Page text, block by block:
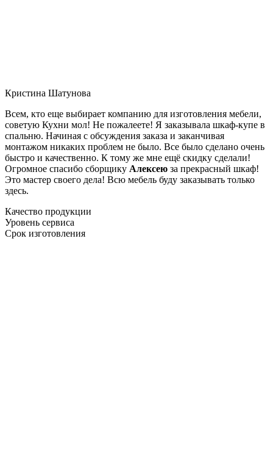
Кристина Шатунова
Всем, кто еще выбирает компанию для изготовления мебели,
советую Кухни мол! Не пожалеете! Я заказывала шкаф-купе в
спальню. Начиная с обсуждения заказа и заканчивая
монтажом никаких проблем не было. Все было сделано очень
быстро и качественно. К тому же мне ещё скидку сделали!
Огромное спасибо сборщику Алексею за прекрасный шкаф!
Это мастер своего дела! Всю мебель буду заказывать только
здесь.
Качество продукции
Уровень сервиса
Срок изготовления